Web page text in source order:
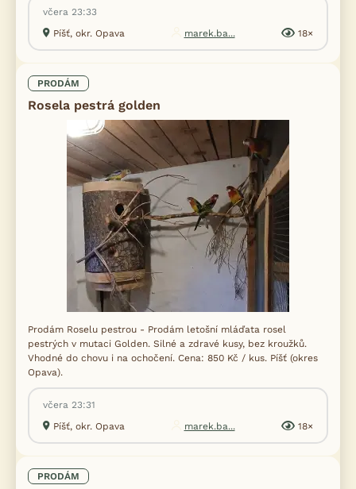
včera 23:33
Píšť, okr. Opava
marek.ba... 18×
PRODÁM
Rosela pestrá golden
Prodám Roselu pestrou - Prodám letošní mláďata rosel
pestrých v mutaci Golden. Silné a zdravé kusy, bez kroužků.
Vhodné do chovu i na ochočení. Cena: 850 Kč / kus. Píšť (okres
Opava).
včera 23:31
Píšť, okr. Opava
marek.ba... 18×
PRODÁM